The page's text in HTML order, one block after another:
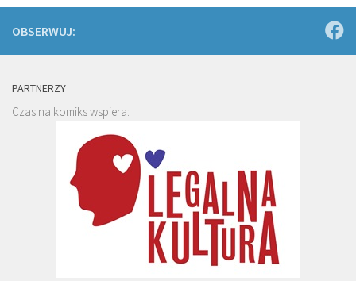
OBSERWUJ:
PARTNERZY
Czas na komiks wspiera: